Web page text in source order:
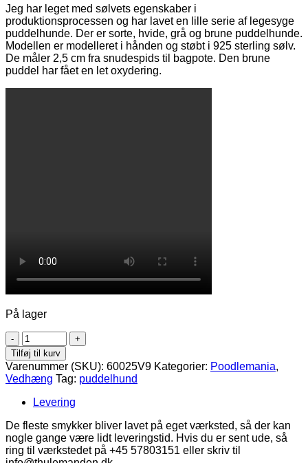
Jeg har leget med sølvets egenskaber i
produktionsprocessen og har lavet en lille serie af legesyge
puddelhunde. Der er sorte, hvide, grå og brune puddelhunde.
Modellen er modelleret i hånden og støbt i 925 sterling sølv.
De måler 2,5 cm fra snudespids til bagpote. Den brune
puddel har fået en let oxydering.
På lager
Brun
puddelhund
i
sølv
antal
Tilføj til kurv
Varenummer (SKU): 60025V9 Kategorier: Poodlemania,
Vedhæng Tag: puddelhund
Levering
De fleste smykker bliver lavet på eget værksted, så der kan
nogle gange være lidt leveringstid. Hvis du er sent ude, så
ring til værkstedet på +45 57803151 eller skriv til